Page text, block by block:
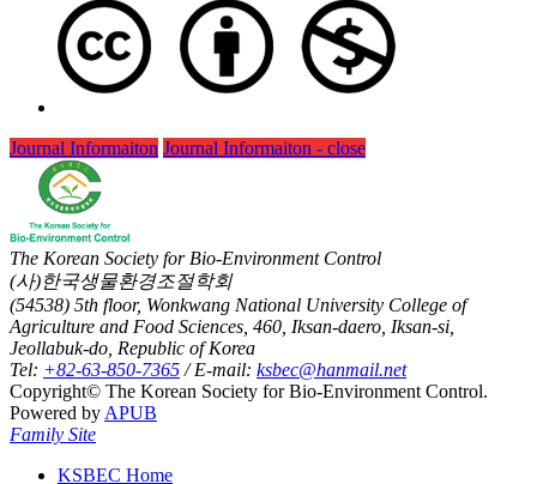
Journal Informaiton Journal Informaiton - close
The Korean Society for Bio-Environment Control
(사)한국생물환경조절학회
(54538) 5th floor, Wonkwang National University College of
Agriculture and Food Sciences, 460, Iksan-daero, Iksan-si,
Jeollabuk-do, Republic of Korea
Tel: +82-63-850-7365 / E-mail: ksbec@hanmail.net
Copyright© The Korean Society for Bio-Environment Control.
Powered by APUB
Family Site
KSBEC Home